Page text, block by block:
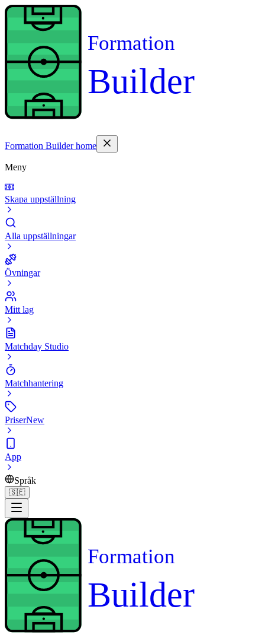
Formation
Builder
Formation Builder home
Meny
Skapa uppställning
Alla uppställningar
Övningar
Mitt lag
Matchday Studio
Matchhantering
PriserNew
App
Språk
🇸🇪
Formation
Builder